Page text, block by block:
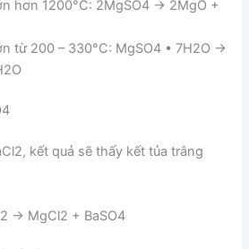
hơn 1200°C: 2MgSO4 → 2MgO +
từ 200 – 330°C: MgSO4 • 7H2O →
kết quả sẽ thấy kết tủa trắng
→ MgCl2 + BaSO4